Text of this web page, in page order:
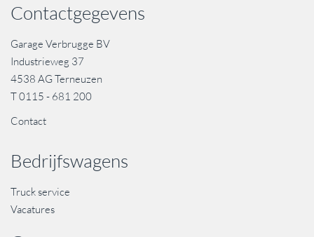
Contactgegevens
Garage Verbrugge BV
Industrieweg 37
4538 AG Terneuzen
T0115 - 681 200
Contact
Bedrijfswagens
Truck service
Vacatures